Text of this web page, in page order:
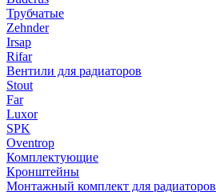
Трубчатые
Zehnder
Irsap
Rifar
Вентили для радиаторов
Stout
Far
Luxor
SPK
Oventrop
Комплектующие
Кронштейны
Монтажный комплект для радиаторов